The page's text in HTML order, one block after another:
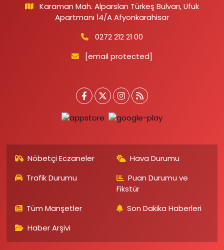
Karaman Mah. Alparslan Türkeş Bulvarı, Ufuk
Apartmanı 14/A Afyonkarahisar
0272 212 21 00
[email protected]
Nöbetçi Eczaneler
Hava Durumu
Trafik Durumu
Puan Durumu ve
Fikstür
Tüm Manşetler
Son Dakika Haberleri
Haber Arşivi